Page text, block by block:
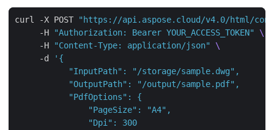
curl -X POST "https://api.aspose.cloud/v4.0/html/
     -H
"Authorization: Bearer YOUR_ACCESS_TOKEN"
     -H
"Content-Type: application/json"
     -d